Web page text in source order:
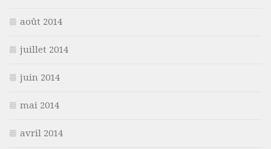
août 2014
juillet 2014
juin 2014
mai 2014
avril 2014